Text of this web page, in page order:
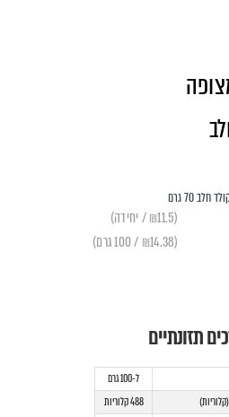
70 גרם
(₪11.5 / יחידה)
(₪14.38 / 100 גרם)
תזונתיים
ל-100 גרם
488 קלוריות